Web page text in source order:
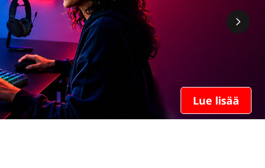
Lue lisää